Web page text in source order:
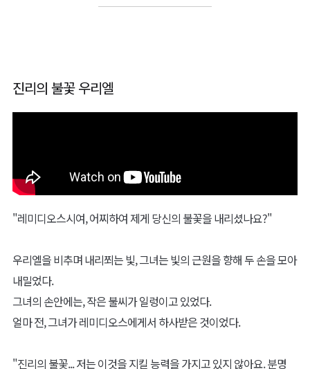
진리의 불꽃 우리엘
"레미디오스시여, 어찌하여 제게 당신의 불꽃을 내리셨나요?"
우리엘을 비추며 내리쬐는 빛, 그녀는 빛의 근원을 향해 두 손을 모아
내밀었다.
그녀의 손안에는, 작은 불씨가 일렁이고 있었다.
얼마 전, 그녀가 레미디오스에게서 하사받은 것이었다.
"진리의 불꽃... 저는 이것을 지킬 능력을 가지고 있지 않아요. 분명